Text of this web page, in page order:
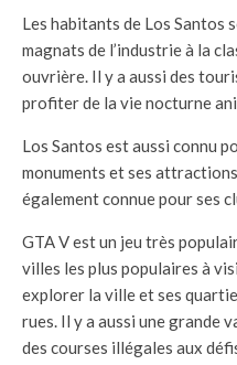
Les habitants de Los Santos
magnats de l’industrie à la
ouvrière. Il y a aussi des
profiter de la vie nocturne
Los Santos est aussi connu
monuments et ses
également connue pour ses
GTA V est un jeu très
villes les plus populaires à
explorer la ville et ses
rues. Il y a aussi une grande
des courses illégales aux